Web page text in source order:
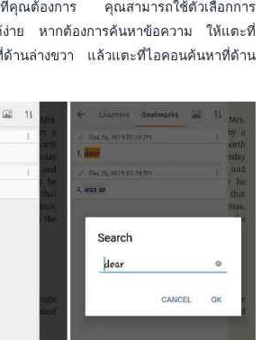
ที่คุณต้องการ คุณสามารถใช้ตัวเลือกการ
ง่าย หากต้องการค้นหาข้อความ ให้แตะที่
านล่างขวา แล้วแตะที่ไอคอนค้นหาที่ด้าน